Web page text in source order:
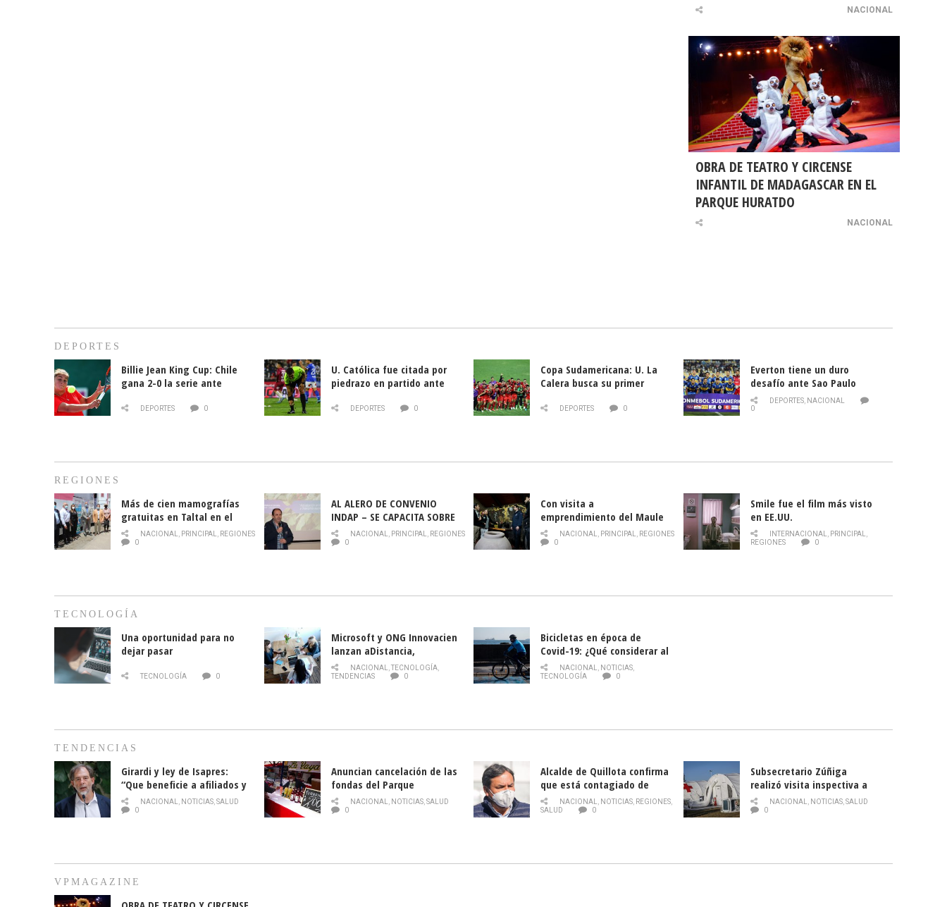
NACIONAL
OBRA DE TEATRO Y CIRCENSE
INFANTIL DE MADAGASCAR EN EL
PARQUE HURATDO
NACIONAL
DEPORTES
Billie Jean King Cup: Chile
gana 2-0 la serie ante
DEPORTES 0
U. Católica fue citada por
piedrazo en partido ante
DEPORTES 0
Copa Sudamericana: U. La
Calera busca su primer
DEPORTES 0
Everton tiene un duro
desafío ante Sao Paulo
DEPORTES, NACIONAL
0
REGIONES
Más de cien mamografías
gratuitas en Taltal en el
mes de la prevención del
cáncer de mama
NACIONAL PRINCIPAL
REGIONES
0
AL ALERO DE CONVENIO
INDAP – SE CAPACITA SOBRE
PLAGA DROSOPHILA SUZUKII
NACIONAL PRINCIPAL
REGIONES
0
Con visita a
emprendimiento del Maule
y llamado al rescate de la
historia campesina Director
NACIONAL PRINCIPAL
REGIONES
0
Smile fue el film más visto
en EE.UU.
INTERNACIONAL PRINCIPAL
REGIONES
0
TECNOLOGÍA
Una oportunidad para no
dejar pasar
TECNOLOGÍA 0
Microsoft y ONG Innovacien
lanzan aDistancia,
plataforma con cursos
gratuitos online sobre
NACIONAL TECNOLOGÍA,
TENDENCIAS
0
Bicicletas en época de
Covid-19: ¿Qué considerar al
momento de conducirlas?
NACIONAL NOTICIAS
TECNOLOGÍA
0
TENDENCIAS
Girardi y ley de Isapres:
“Que beneficie a afiliados y
no legalice el abuso”
NACIONAL NOTICIAS SALUD
0
Anuncian cancelación de las
fondas del Parque
O’Higgins debido al
coronavirus
NACIONAL NOTICIAS, SALUD
0
Alcalde de Quillota confirma
que está contagiado de
COVID-19
NACIONAL NOTICIAS REGIONES
SALUD
0
Subsecretario Zúñiga
realizó visita inspectiva a
Hospital Modular Sótero del
Río
NACIONAL NOTICIAS, SALUD
0
VPMAGAZINE